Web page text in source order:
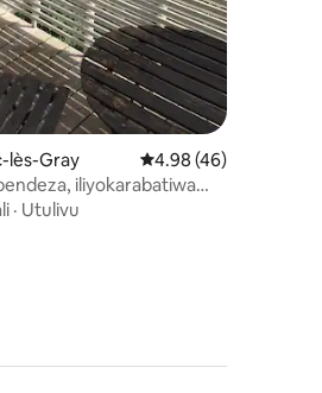
lès-Gray Ukadiriaji wa wastani
4.98 (46)
iliyokarabatiwa
na tulivu
· Utulivu